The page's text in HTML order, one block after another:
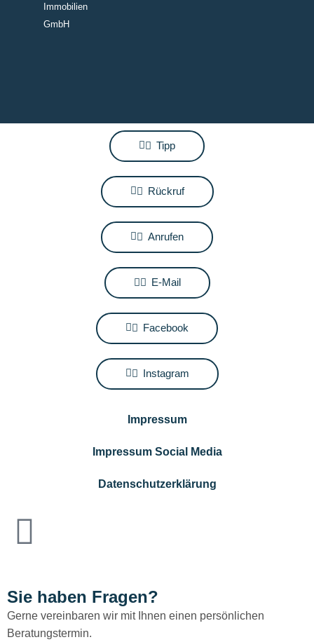
Immobilien
GmbH
Tipp
Rückruf
Anrufen
E-Mail
Facebook
Instagram
Impressum
Impressum Social Media
Datenschutzerklärung
Sie haben Fragen?
Gerne vereinbaren wir mit Ihnen einen persönlichen
Beratungstermin.